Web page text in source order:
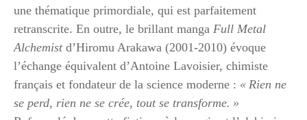
une thématique primordiale, qui est parfaitement
retranscrite. En outre, le brillant manga Full Metal
Alchemistd’Hiromu Arakawa (2001-2010) évoque
l’échange équivalent d’Antoine Lavoisier, chimiste
français et fondateur de la science moderne : « Rien ne
se perd, rien ne se crée, tout se transforme. »